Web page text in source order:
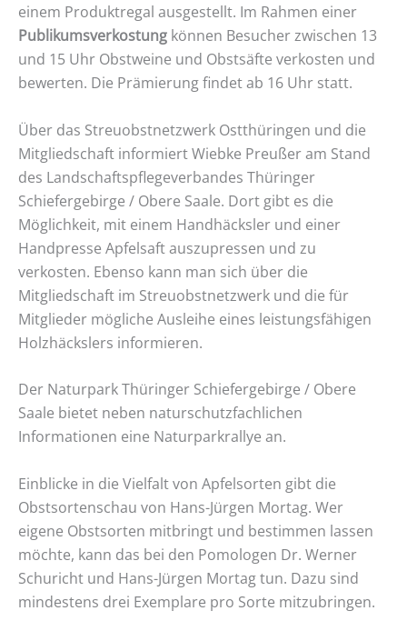
einem Produktregal ausgestellt. Im Rahmen einer
Publikumsverkostung können Besucher zwischen 13
und 15 Uhr Obstweine und Obstsäfte verkosten und
bewerten. Die Prämierung findet ab 16 Uhr statt.
Über das Streuobstnetzwerk Ostthüringen und die
Mitgliedschaft informiert Wiebke Preußer am Stand
des Landschaftspflegeverbandes Thüringer
Schiefergebirge / Obere Saale. Dort gibt es die
Möglichkeit, mit einem Handhäcksler und einer
Handpresse Apfelsaft auszupressen und zu
verkosten. Ebenso kann man sich über die
Mitgliedschaft im Streuobstnetzwerk und die für
Mitglieder mögliche Ausleihe eines leistungsfähigen
Holzhäckslers informieren.
Der Naturpark Thüringer Schiefergebirge / Obere
Saale bietet neben naturschutzfachlichen
Informationen eine Naturparkrallye an.
Einblicke in die Vielfalt von Apfelsorten gibt die
Obstsortenschau von Hans-Jürgen Mortag. Wer
eigene Obstsorten mitbringt und bestimmen lassen
möchte, kann das bei den Pomologen Dr. Werner
Schuricht und Hans-Jürgen Mortag tun. Dazu sind
mindestens drei Exemplare pro Sorte mitzubringen.